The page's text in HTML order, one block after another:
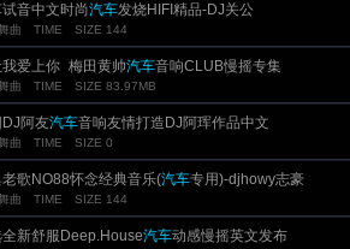
音中文时尚汽车发烧HIFI精品-DJ关公
曲 TIME SIZE 144
爱上你_梅田黄帅汽车音响CLUB慢摇专集
曲 TIME SIZE 83.97MB
阿友汽车音响友情打造DJ阿珲作品中文
曲 TIME SIZE 0
歌NO88怀念经典音乐(汽车专用)-djhowy志豪
曲 TIME SIZE 144
新舒服Deep.House汽车动感慢摇英文发布